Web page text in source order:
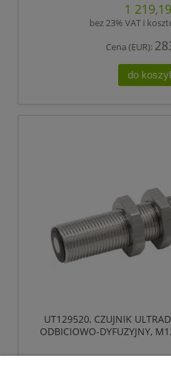
1
bez 23% VAT i
Cena (EUR):
do
UT129520, CZUJNIK
ODBICIOWO-DYFUZYJNY,